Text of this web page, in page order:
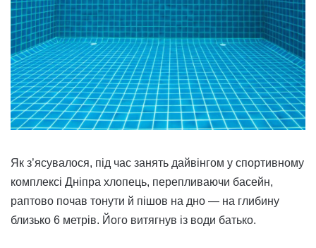
Як з’ясувалося, під час занять дайвінгом у спортивному
комплексі Дніпра хлопець, перепливаючи басейн,
раптово почав тонути й пішов на дно — на глибину
близько 6 метрів. Його витягнув із води батько.